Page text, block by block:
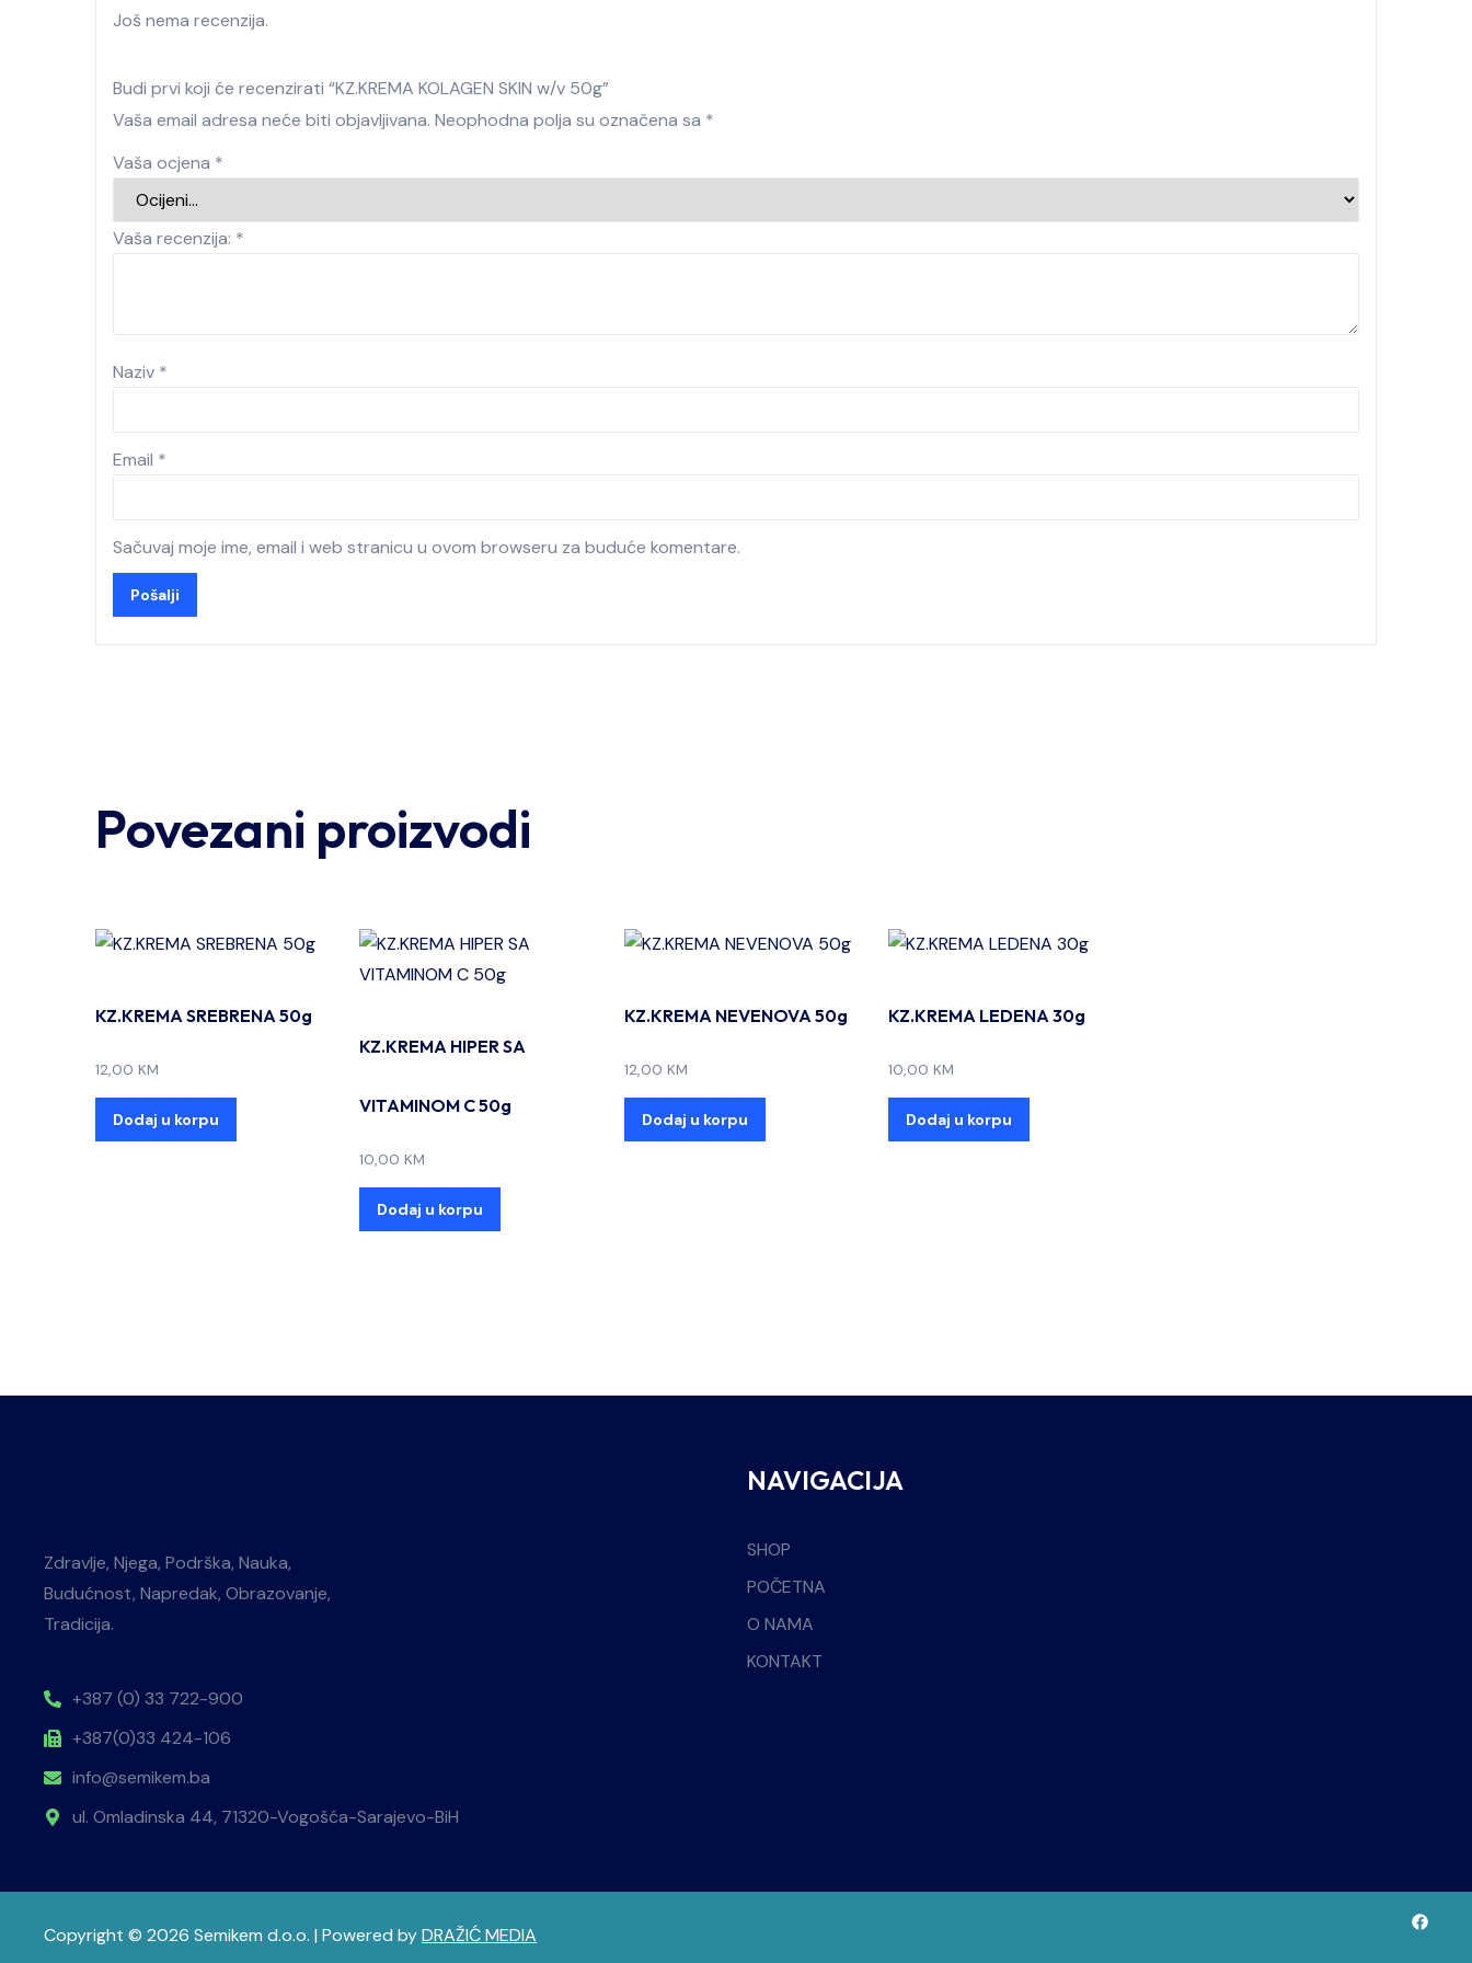
Još nema recenzija.
Budi prvi koji će recenzirati “KZ.KREMA KOLAGEN SKIN w/v 50g”
Vaša email adresa neće biti objavljivana. Neophodna polja su označena sa *
Vaša ocjena *
Vaša recenzija: *
Naziv *
Email *
Sačuvaj moje ime, email i web stranicu u ovom browseru za buduće komentare.
Povezani proizvodi
KZ.KREMA SREBRENA 50g
12,00 KM
Dodaj u korpu
KZ.KREMA HIPER SA
VITAMINOM C 50g
10,00 KM
Dodaj u korpu
KZ.KREMA NEVENOVA 50g
12,00 KM
Dodaj u korpu
KZ.KREMA LEDENA 30g
10,00 KM
Dodaj u korpu
Zdravlje, Njega, Podrška, Nauka,
Budućnost, Napredak, Obrazovanje,
Tradicija.
+387 (0) 33 722-900
+387(0)33 424-106
info@semikem.ba
ul. Omladinska 44, 71320-Vogošća-Sarajevo-BiH
NAVIGACIJA
SHOP
POČETNA
O NAMA
KONTAKT
Copyright © 2026 Semikem d.o.o. | Powered byDRAŽIĆ MEDIA